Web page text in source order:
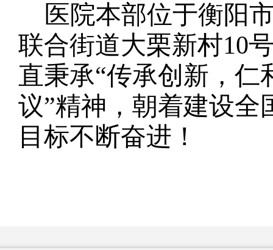
医院本部位于衡阳
联合街道大栗新村10
直秉承“传承创新，仁
议”精神，朝着建设全
目标不断奋进！